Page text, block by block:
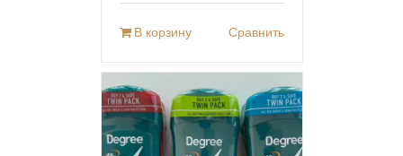
В корзину Сравнить